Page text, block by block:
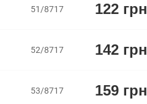
51/8717 122 грн
52/8717 142 грн
53/8717 159 грн